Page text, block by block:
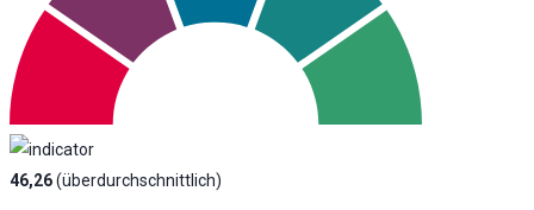
46,26(überdurchschnittlich)